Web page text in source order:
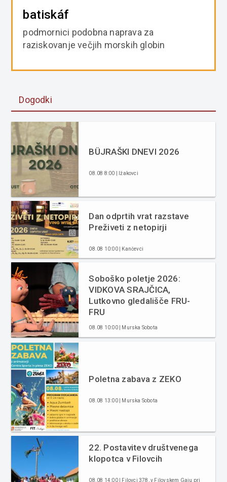
batiskáf
podmornici podobna naprava za
raziskovanje večjih morskih globin
Dogodki
BÜJRAŠKI DNEVI 2026
08.08 8:00 | Ižakovci
Dan odprtih vrat razstave
Preživeti z netopirji
08.08 10:00 | Kančevci
Soboško poletje 2026:
VIDKOVA SRAJČICA,
Lutkovno gledališče FRU-
FRU
08.08 10:00 | Murska Sobota
Poletna zabava z ZEKO
08.08 13:00 | Murska Sobota
22. Postavitev društvenega
klopotca v Filovcih
08.08 14:00 | Filovci 378, v Filovskem Gaju pri